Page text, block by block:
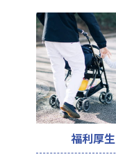
福利厚生